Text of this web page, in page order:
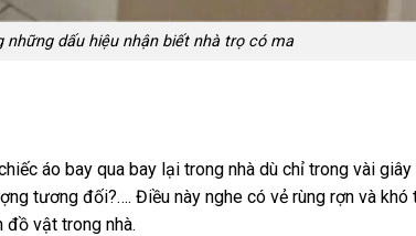
dấu hiệu nhận biết nhà trọ có ma
áo bay qua bay lại trong nhà dù chỉ trong vài giây
tương đối?…. Điều này nghe có vẻ rùng rợn và khó
đồ vật trong nhà.